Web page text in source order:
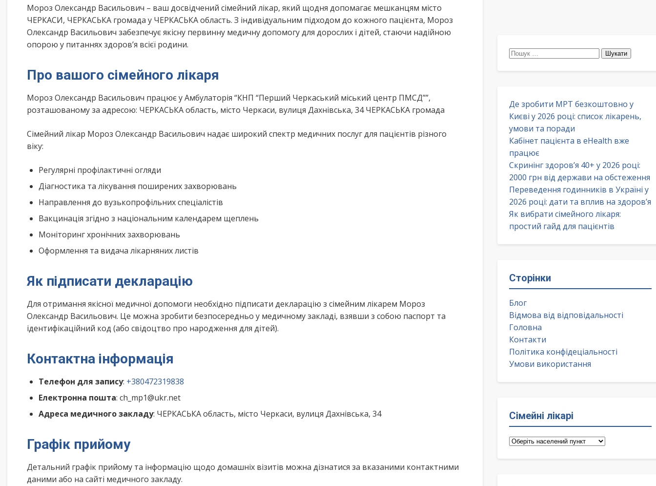
Мороз Олександр Васильович – ваш досвідчений сімейний лікар, який щодня допомагає мешканцям місто
ЧЕРКАСИ, ЧЕРКАСЬКА громада у ЧЕРКАСЬКА область. З індивідуальним підходом до кожного пацієнта, Мороз
Олександр Васильович забезпечує якісну первинну медичну допомогу для дорослих і дітей, стаючи надійною
опорою у питаннях здоров’я всієї родини.
Про вашого сімейного лікаря
Мороз Олександр Васильович працює у Амбулаторія “КНП “Перший Черкаський міський центр ПМСД””,
розташованому за адресою: ЧЕРКАСЬКА область, місто Черкаси, вулиця Дахнівська, 34 ЧЕРКАСЬКА громада
Сімейний лікар Мороз Олександр Васильович надає широкий спектр медичних послуг для пацієнтів різного
віку:
Регулярні профілактичні огляди
Діагностика та лікування поширених захворювань
Направлення до вузькопрофільних спеціалістів
Вакцинація згідно з національним календарем щеплень
Моніторинг хронічних захворювань
Оформлення та видача лікарняних листів
Як підписати декларацію
Для отримання якісної медичної допомоги необхідно підписати декларацію з сімейним лікарем Мороз
Олександр Васильович. Це можна зробити безпосередньо у медичному закладі, взявши з собою паспорт та
ідентифікаційний код (або свідоцтво про народження для дітей).
Контактна інформація
Телефон для запису: +380472319838
Електронна пошта: ch_mp1@ukr.net
Адреса медичного закладу: ЧЕРКАСЬКА область, місто Черкаси, вулиця Дахнівська, 34
Графік прийому
Детальний графік прийому та інформацію щодо домашніх візитів можна дізнатися за вказаними контактними
даними або на сайті медичного закладу.
Пошук:
Де зробити МРТ безкоштовно у
Києві у 2026 році: список лікарень,
умови та поради
Кабінет пацієнта в eHealth вже
працює
Скринінг здоров’я 40+ у 2026 році:
2000 грн від держави на обстеження
Переведення годинників в Україні у
2026 році: дати та вплив на здоров’я
Як вибрати сімейного лікаря:
простий гайд для пацієнтів
Сторінки
Блог
Відмова від відповідальності
Головна
Контакти
Політика конфідеціальності
Умови використання
Сімейні лікарі
Сімейні